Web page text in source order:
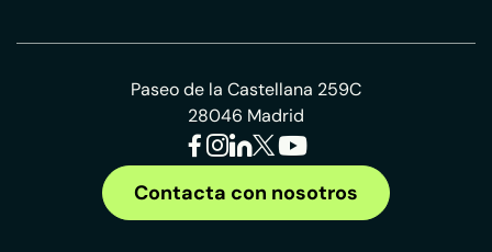
Paseo de la Castellana 259C
28046 Madrid
Contacta con nosotros